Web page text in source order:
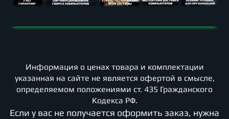
Информация о ценах товара и комплектации
указанная на сайте не является офертой в смысле,
определяемом положениями ст. 435 Гражданского
Кодекса РФ.
Если у вас не получается оформить заказ, нужна